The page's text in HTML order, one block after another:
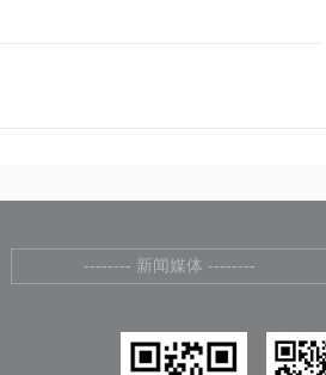
-------- 新闻媒体 --------